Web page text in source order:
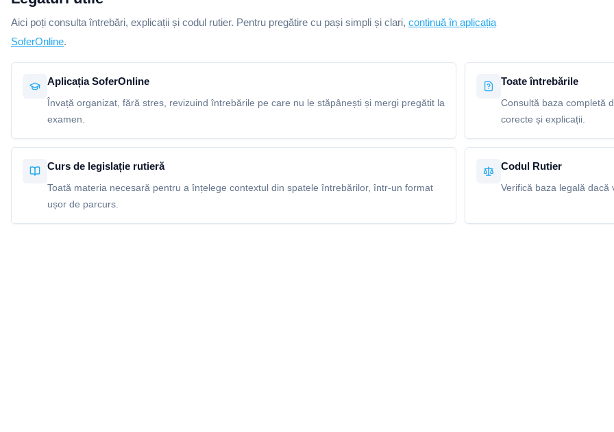
Aici poți consulta întrebări, explicații și codul rutier. Pentru pregătire cu pași simpli și clari, continuă în aplicația
SoferOnline.
Aplicația SoferOnline
Învață organizat, fără stres, revizuind întrebările pe care nu le stăpânești și mergi pregătit la
examen.
Toate întrebările
Consultă baza completă
corecte și explicații.
Curs de legislație rutieră
Toată materia necesară pentru a înțelege contextul din spatele întrebărilor, într-un format
ușor de parcurs.
Codul Rutier
Verifică baza legală dacă